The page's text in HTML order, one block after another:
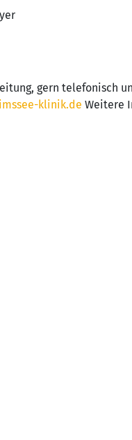
gern telefonisch
klinik.de Weitere